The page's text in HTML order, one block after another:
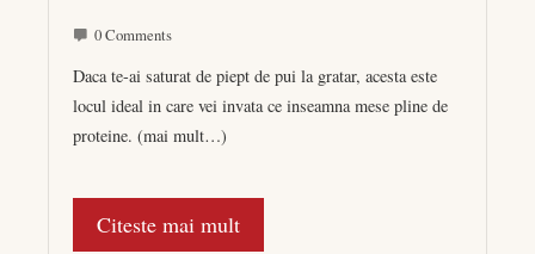
0 Comments
Daca te-ai saturat de piept de pui la gratar, acesta este
locul ideal in care vei invata ce inseamna mese pline de
proteine. (mai mult…)
Citeste mai mult